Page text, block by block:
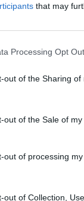
that may
Processing Opt
out of the Sharing of
out of the Sale of my
out of processing
out of Collection,
il QR
mostra il
conti